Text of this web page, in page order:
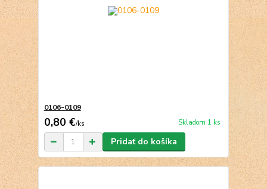
0106-0109
0,80 €/ks Skladom 1 ks
Pridať do košíka